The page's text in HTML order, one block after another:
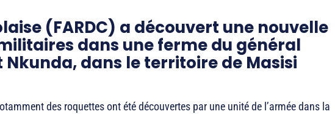
(FARDC) a découvert une nouvelle
dans une ferme du général
Nkunda, dans le territoire de Masisi
des roquettes ont été découvertes par une unité de l’armée dans la